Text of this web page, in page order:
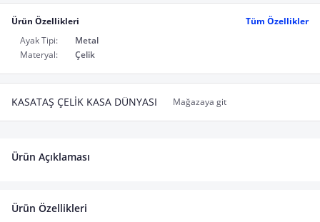
Ürün Özellikleri
Tüm Özellikler
Ayak Tipi:
Metal
Materyal:
Çelik
KASATAŞ ÇELİK KASA DÜNYASI Mağazaya git
Ürün Açıklaması
Ürün Özellikleri